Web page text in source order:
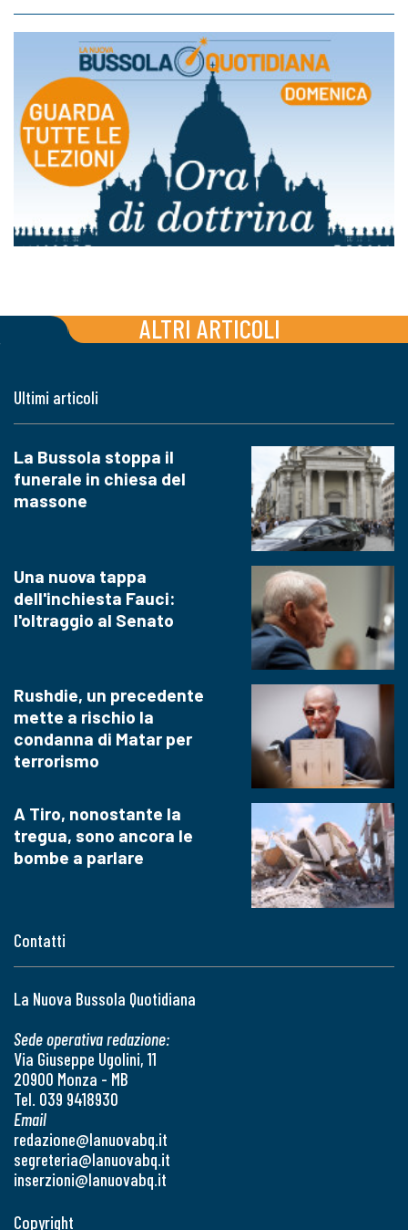
ALTRI ARTICOLI
Contatti
La Nuova Bussola Quotidiana
Sede operativa redazione:
Via Giuseppe Ugolini, 11
20900 Monza - MB
Tel. 039 9418930
Email
redazione@lanuovabq.it
segreteria@lanuovabq.it
inserzioni@lanuovabq.it
Ultimi articoli
La Bussola stoppa il
funerale in chiesa del
massone
Una nuova tappa
dell'inchiesta Fauci:
l'oltraggio al Senato
Rushdie, un precedente
mette a rischio la
condanna di Matar per
terrorismo
A Tiro, nonostante la
tregua, sono ancora le
bombe a parlare
Copyright